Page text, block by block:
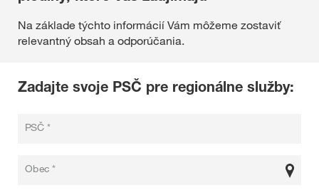
Na základe týchto informácií Vám môžeme zostaviť
relevantný obsah a odporúčania.
Zadajte svoje PSČ pre regionálne služby:
PSČ *
Obec *